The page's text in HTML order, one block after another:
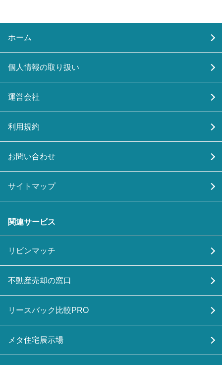
ホーム
個人情報の取り扱い
運営会社
利用規約
お問い合わせ
サイトマップ
関連サービス
リビンマッチ
不動産売却の窓口
リースバック比較PRO
メタ住宅展示場